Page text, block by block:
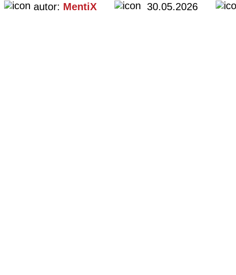
autor: MentiX 30.05.2026